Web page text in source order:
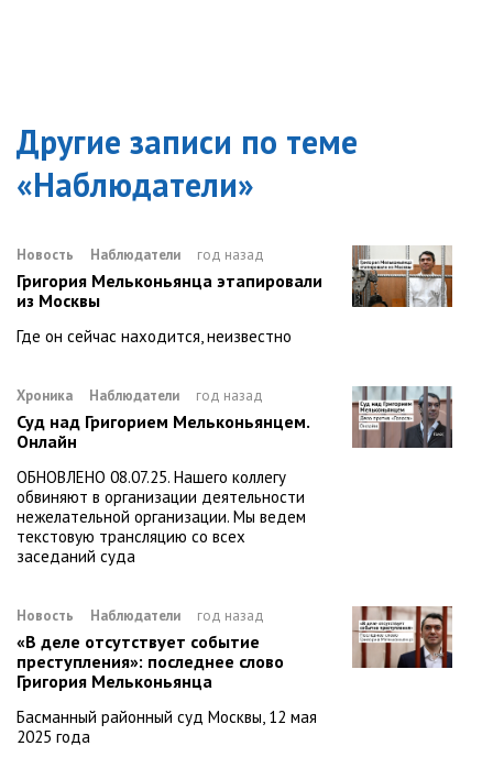
Другие записи по теме
«Наблюдатели»
Новость Наблюдатели год назад
Григория Мельконьянца этапировали
из Москвы
Где он сейчас находится, неизвестно
Хроника Наблюдатели год назад
Суд над Григорием Мельконьянцем.
Онлайн
ОБНОВЛЕНО 08.07.25. Нашего коллегу
обвиняют в организации деятельности
нежелательной организации. Мы ведем
текстовую трансляцию со всех
заседаний суда
Новость Наблюдатели год назад
«В деле отсутствует событие
преступления»: последнее слово
Григория Мельконьянца
Басманный районный суд Москвы, 12 мая
2025 года